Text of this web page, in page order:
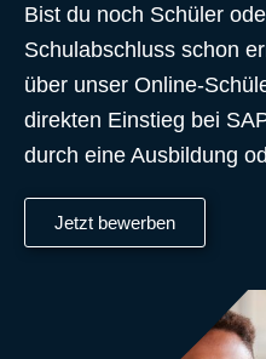
Bist du noch Schüler
Schulabschluss schon
über unser Online-
direkten Einstieg bei
durch eine Ausbildung
Jetzt bewerben